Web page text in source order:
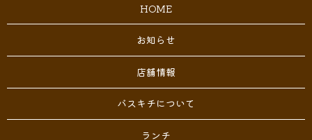
HOME
お知らせ
店舗情報
バスキチについて
ランチ